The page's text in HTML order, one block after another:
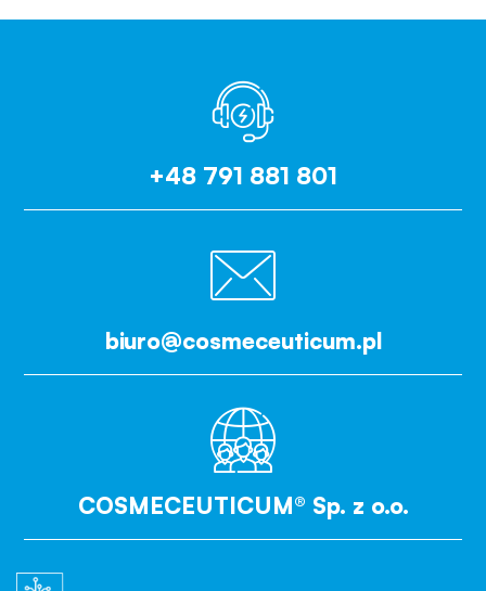
+48 791 881 801
biuro@cosmeceuticum.pl
COSMECEUTICUM® Sp. z o.o.